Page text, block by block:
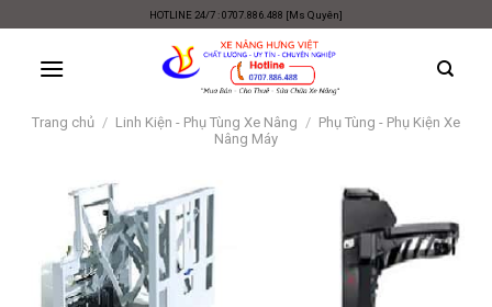
content
HOTLINE 24/7 : 0707.886.488 [Ms Quyên]
Trang chủ / Linh Kiện - Phụ Tùng Xe Nâng / Phụ Tùng - Phụ Kiện Xe
Nâng Máy